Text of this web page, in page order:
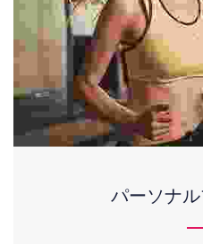
パーソナ